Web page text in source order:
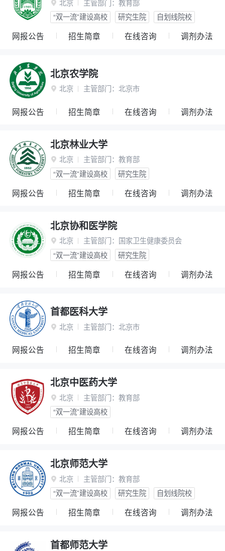
 北京 主管部门： 教育部
“双一流”建设高校
研究生院 自划线院校
网报公告 招生简章 在线咨询 调剂办法
北京农学院
 北京 主管部门： 北京市
网报公告 招生简章 在线咨询 调剂办法
北京林业大学
 北京 主管部门： 教育部
“双一流”建设高校
研究生院
网报公告 招生简章 在线咨询 调剂办法
北京协和医学院
 北京 主管部门： 国家卫生健康委员会
“双一流”建设高校
研究生院
网报公告 招生简章 在线咨询 调剂办法
首都医科大学
 北京 主管部门： 北京市
网报公告 招生简章 在线咨询 调剂办法
北京中医药大学
 北京 主管部门： 教育部
“双一流”建设高校
网报公告 招生简章 在线咨询 调剂办法
北京师范大学
 北京 主管部门： 教育部
“双一流”建设高校
研究生院 自划线院校
网报公告 招生简章 在线咨询 调剂办法
首都师范大学